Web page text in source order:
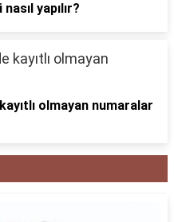
yapılır?
olmayan numaralar